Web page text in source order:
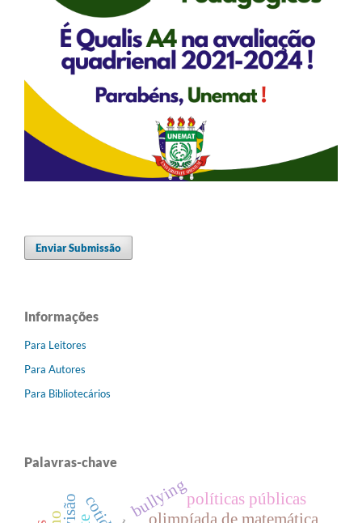
Enviar Submissão
Informações
Para Leitores
Para Autores
Para Bibliotecários
Palavras-chave
olimpíada de matemática
políticas públicas
bullying